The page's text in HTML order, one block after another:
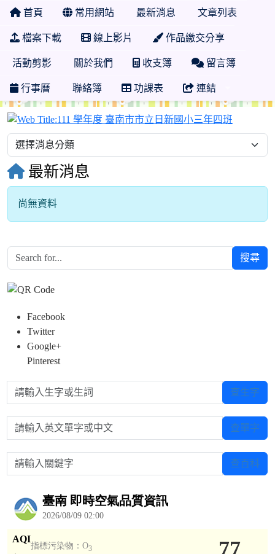
首頁 常用網站 最新消息 文章列表
檔案下載 線上影片 作品繳交分享
活動剪影 關於我們 收支簿 留言簿
行事曆 聯絡簿 功課表 連結
最新消息
尚無資料
搜尋
Facebook
Twitter
Google+
Pinterest
請輸入生字或生詞 查生字
請輸入英文單字或中文 查單字
請輸入關鍵字 查百科